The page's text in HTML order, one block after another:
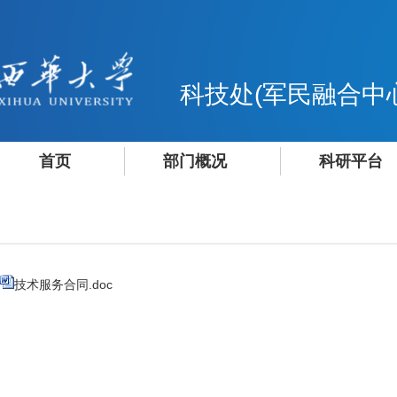
科技处(军民融合中
首页 部门概况 科研平台
技术服务合同.doc